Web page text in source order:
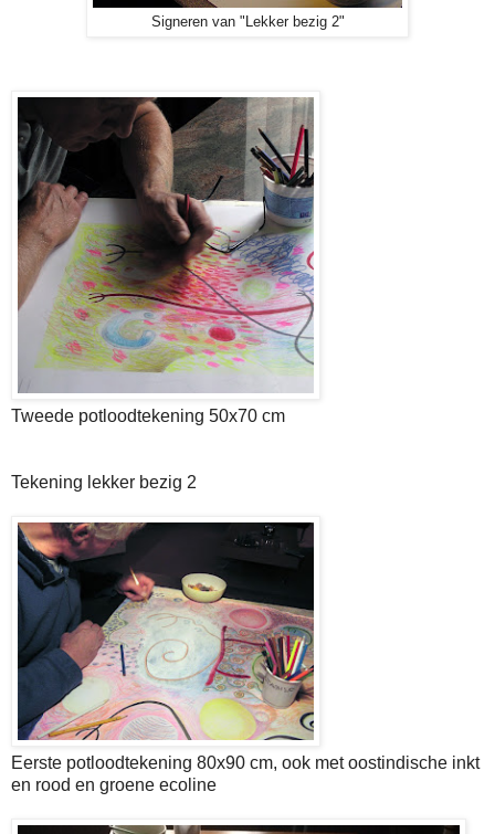
Signeren van "Lekker bezig 2"
Tweede potloodtekening 50x70 cm
Tekening lekker bezig 2
Eerste potloodtekening 80x90 cm, ook met oostindische inkt
en rood en groene ecoline